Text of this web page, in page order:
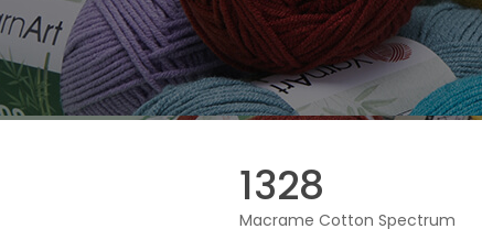
1328
Macrame Cotton Spectrum